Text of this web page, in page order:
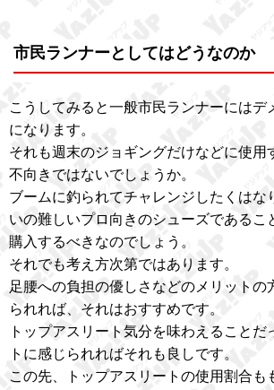
市民ランナーとしてはどうなのか
こうしてみると一般市民ランナーにはデ
になります。
それも週末のジョギングだけなどに使用
不向きではないでしょうか。
ブームに釣られてチャレンジしたくはな
いの難しいプロ向きのシューズであるこ
購入するべきなのでしょう。
それでも考え方次第ではあります。
足腰への負担の優しさなどのメリットの
られれば、それはおすすめです。
トップアスリート気分を味わえることだ
トに感じられればそれも良しです。
この先、トップアスリートの使用割合も